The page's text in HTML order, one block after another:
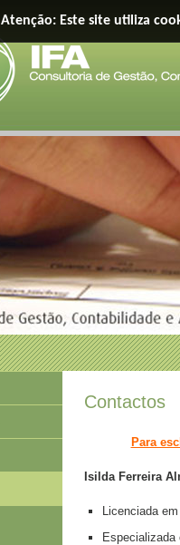
Contactos
Para
Isilda Ferreira
Licenciada
Especializada
Atenção: Este site utiliza